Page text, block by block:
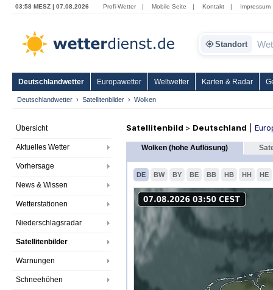
03:58 MESZ | 07.08.2026 Profi-Wetter | Mobile Seite | Kontakt | Impressum
Standort
Deutschlandwetter Europawetter Weltwetter Karten & Radar
Deutschlandwetter Satellitenbilder Wolken
Übersicht
Aktuelles Wetter
Vorhersage
News & Wissen
Wetterstationen
Niederschlagsradar
Satellitenbilder
Warnungen
Schneehöhen
Satellitenbild > Deutschland
Wolken (hohe Auflösung)
DE BW BY BE BB HB HH HE